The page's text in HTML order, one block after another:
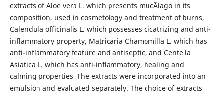
extracts of Aloe vera L. which presents mucÃ­lago in its
composition, used in cosmetology and treatment of burns,
Calendula officinalis L. which possesses cicatrizing and anti-
inflammatory property, Matricaria Chamomilla L. which has
anti-inflammatory feature and antiseptic, and Centella
Asiatica L. which has anti-inflammatory, healing and
calming properties. The extracts were incorporated into an
emulsion and evaluated separately. The choice of extracts